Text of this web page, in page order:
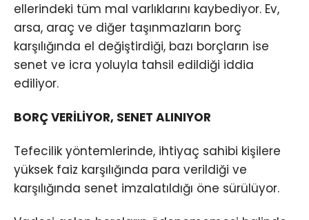
ellerindeki tüm mal varlıklarını kaybediyor. Ev,
arsa, araç ve diğer taşınmazların borç
karşılığında el değiştirdiği, bazı borçların ise
senet ve icra yoluyla tahsil edildiği iddia
ediliyor.
BORÇ VERİLİYOR, SENET ALINIYOR
Tefecilik yöntemlerinde, ihtiyaç sahibi kişilere
yüksek faiz karşılığında para verildiği ve
karşılığında senet imzalatıldığı öne sürülüyor.